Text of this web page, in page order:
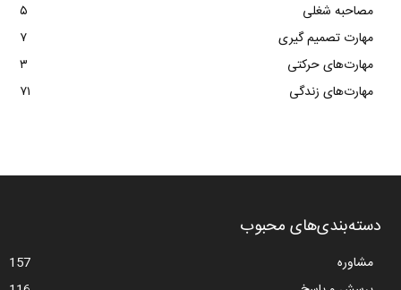
مصاحبه شغلی
۵
مهارت تصمیم گیری
۷
مهارت‌های حرکتی
۳
مهارت‌های زندگی
۷۱
دسته‌بندی‌های محبوب
مشاوره
157